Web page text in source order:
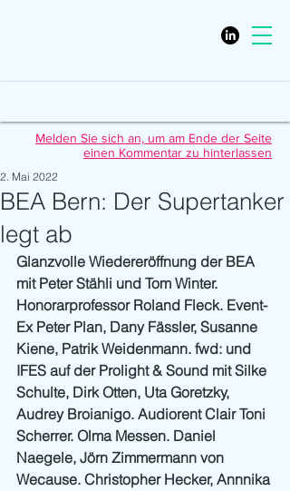
Melden Sie sich an, um am Ende der Seite
einen Kommentar zu hinterlassen
BEA Bern: Der Supertanker
legt ab
2. Mai 2022
Glanzvolle Wiedereröffnung der BEA
mit Peter Stähli und Tom Winter.
Honorarprofessor Roland Fleck. Event-
Ex Peter Plan, Dany Fässler, Susanne
Kiene, Patrik Weidenmann. fwd: und
IFES auf der Prolight & Sound mit Silke
Schulte, Dirk Otten, Uta Goretzky,
Audrey Broianigo. Audiorent Clair Toni
Scherrer. Olma Messen. Daniel
Naegele, Jörn Zimmermann von
Wecause. Christopher Hecker, Annnika